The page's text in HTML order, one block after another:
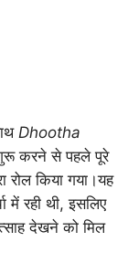
Dhootha
करने से पहले पूरे
रोल किया गया।यह
में रही थी, इसलिए
देखने को मिल